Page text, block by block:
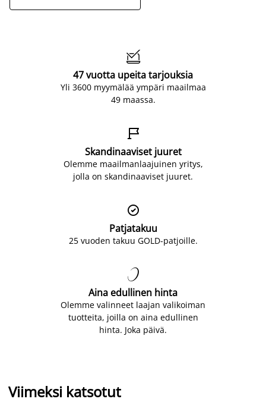

47 vuotta upeita tarjouksia
Yli 3600 myymälää ympäri maailmaa
49 maassa.

Skandinaaviset juuret
Olemme maailmanlaajuinen yritys,
jolla on skandinaaviset juuret.

Patjatakuu
25 vuoden takuu GOLD-patjoille.

Aina edullinen hinta
Olemme valinneet laajan valikoiman
tuotteita, joilla on aina edullinen
hinta. Joka päivä.
Viimeksi katsotut